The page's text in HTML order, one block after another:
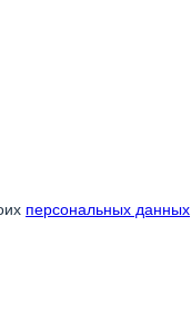
персональных данных